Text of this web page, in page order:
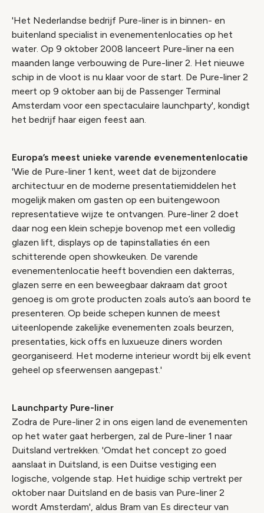
'Het Nederlandse bedrijf Pure-liner is in binnen- en
buitenland specialist in evenementenlocaties op het
water. Op 9 oktober 2008 lanceert Pure-liner na een
maanden lange verbouwing de Pure-liner 2. Het nieuwe
schip in de vloot is nu klaar voor de start. De Pure-liner 2
meert op 9 oktober aan bij de Passenger Terminal
Amsterdam voor een spectaculaire launchparty', kondigt
het bedrijf haar eigen feest aan.
Europa’s meest unieke varende evenementenlocatie
'Wie de Pure-liner 1 kent, weet dat de bijzondere
architectuur en de moderne presentatiemiddelen het
mogelijk maken om gasten op een buitengewoon
representatieve wijze te ontvangen. Pure-liner 2 doet
daar nog een klein schepje bovenop met een volledig
glazen lift, displays op de tapinstallaties én een
schitterende open showkeuken. De varende
evenementenlocatie heeft bovendien een dakterras,
glazen serre en een beweegbaar dakraam dat groot
genoeg is om grote producten zoals auto’s aan boord te
presenteren. Op beide schepen kunnen de meest
uiteenlopende zakelijke evenementen zoals beurzen,
presentaties, kick offs en luxueuze diners worden
georganiseerd. Het moderne interieur wordt bij elk event
geheel op sfeerwensen aangepast.'
Launchparty Pure-liner
Zodra de Pure-liner 2 in ons eigen land de evenementen
op het water gaat herbergen, zal de Pure-liner 1 naar
Duitsland vertrekken. 'Omdat het concept zo goed
aanslaat in Duitsland, is een Duitse vestiging een
logische, volgende stap. Het huidige schip vertrekt per
oktober naar Duitsland en de basis van Pure-liner 2
wordt Amsterdam', aldus Bram van Es directeur van